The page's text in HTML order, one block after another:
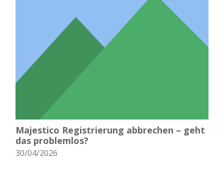
Majestico Registrierung abbrechen – geht
das problemlos?
30/04/2026